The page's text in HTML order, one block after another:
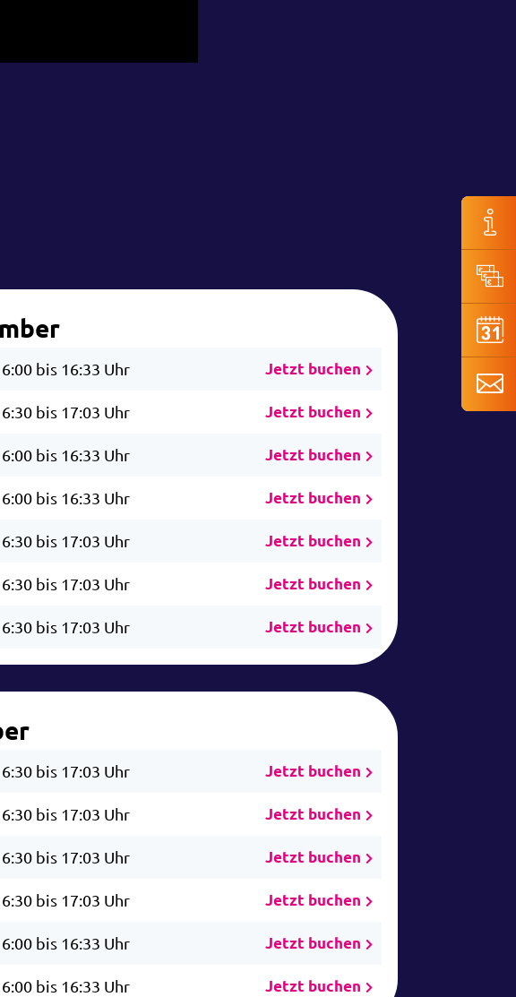
bis 16:33 Uhr Jetzt buchen
bis 17:03 Uhr Jetzt buchen
bis 16:33 Uhr Jetzt buchen
bis 16:33 Uhr Jetzt buchen
bis 17:03 Uhr Jetzt buchen
bis 17:03 Uhr Jetzt buchen
bis 17:03 Uhr Jetzt buchen
bis 17:03 Uhr Jetzt buchen
bis 17:03 Uhr Jetzt buchen
bis 17:03 Uhr Jetzt buchen
bis 17:03 Uhr Jetzt buchen
bis 16:33 Uhr Jetzt buchen
bis 16:33 Uhr Jetzt buchen